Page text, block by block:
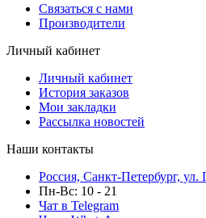
Связаться с нами
Производители
Личный кабинет
Личный кабинет
История заказов
Мои закладки
Рассылка новостей
Наши контакты
Россия, Санкт-Петербург,
Пн-Вс: 10 - 21
Чат в Telegram